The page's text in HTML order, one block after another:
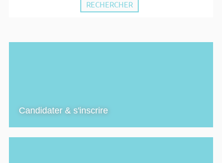
Candidater & s'inscrire